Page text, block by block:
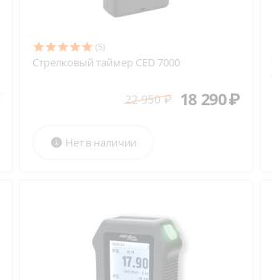
(5)
Стрелковый таймер CED 7000
22 950 ₽ 18 290₽
Нет в наличии
